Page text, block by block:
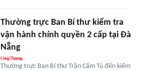
Thường trực Ban Bí thư kiểm tra
vận hành chính quyền 2 cấp tại Đà
Nẵng
Thường trực Ban Bí thư Trần Cẩm Tú đến kiểm